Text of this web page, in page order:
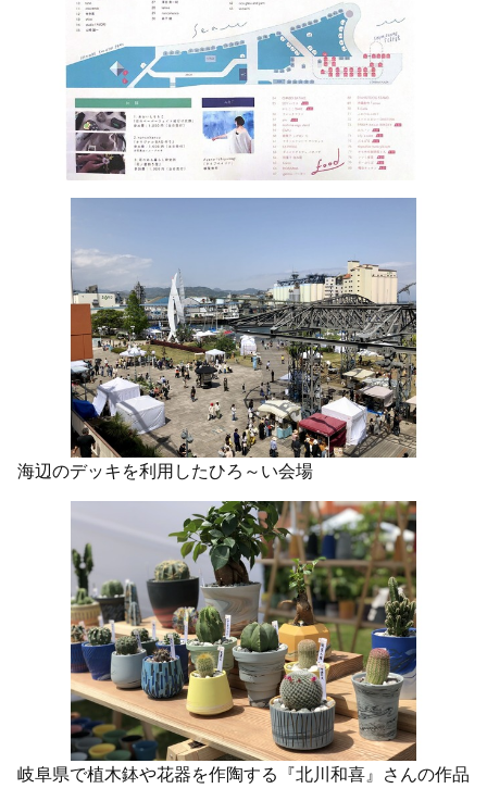
海辺のデッキを利用したひろ～い会場
岐阜県で植木鉢や花器を作陶する『北川和喜』さんの作品